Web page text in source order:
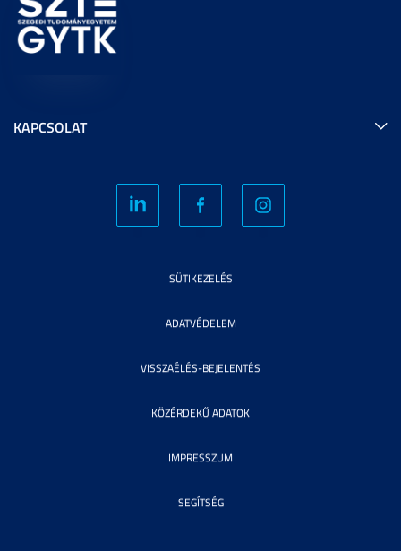
KAPCSOLAT
SÜTIKEZELÉS
ADATVÉDELEM
VISSZAÉLÉS-BEJELENTÉS
KÖZÉRDEKŰ ADATOK
IMPRESSZUM
SEGÍTSÉG